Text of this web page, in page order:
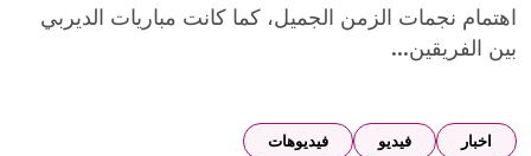
اهتمام نجمات الزمن الجميل، كما كانت مباريات الديربي
بين الفريقين...
اخبار فيديو فيديوهات